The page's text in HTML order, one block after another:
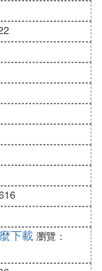
，強制性將O
想在此添加某
123456）的
添加後可用"
令將用戶提
有超級許可
面的SAM檔
鍵進入BIOS
認為關閉狀
數字）。計
下載 瀏覽：